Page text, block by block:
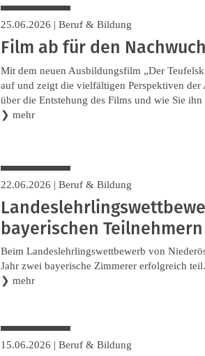
25.06.2026 | Beruf & Bildung
Film ab für den
Mit dem neuen Ausbildungsfilm „Der
auf und zeigt die vielfältigen Perspektiven
über die Entstehung des Films und wie Sie
❯ mehr
22.06.2026 | Beruf & Bildung
bayerischen Teilnehmern
Beim Landeslehrlingswettbewerb von
Jahr zwei bayerische Zimmerer erfolgreich teil.
❯ mehr
15.06.2026 | Beruf & Bildung